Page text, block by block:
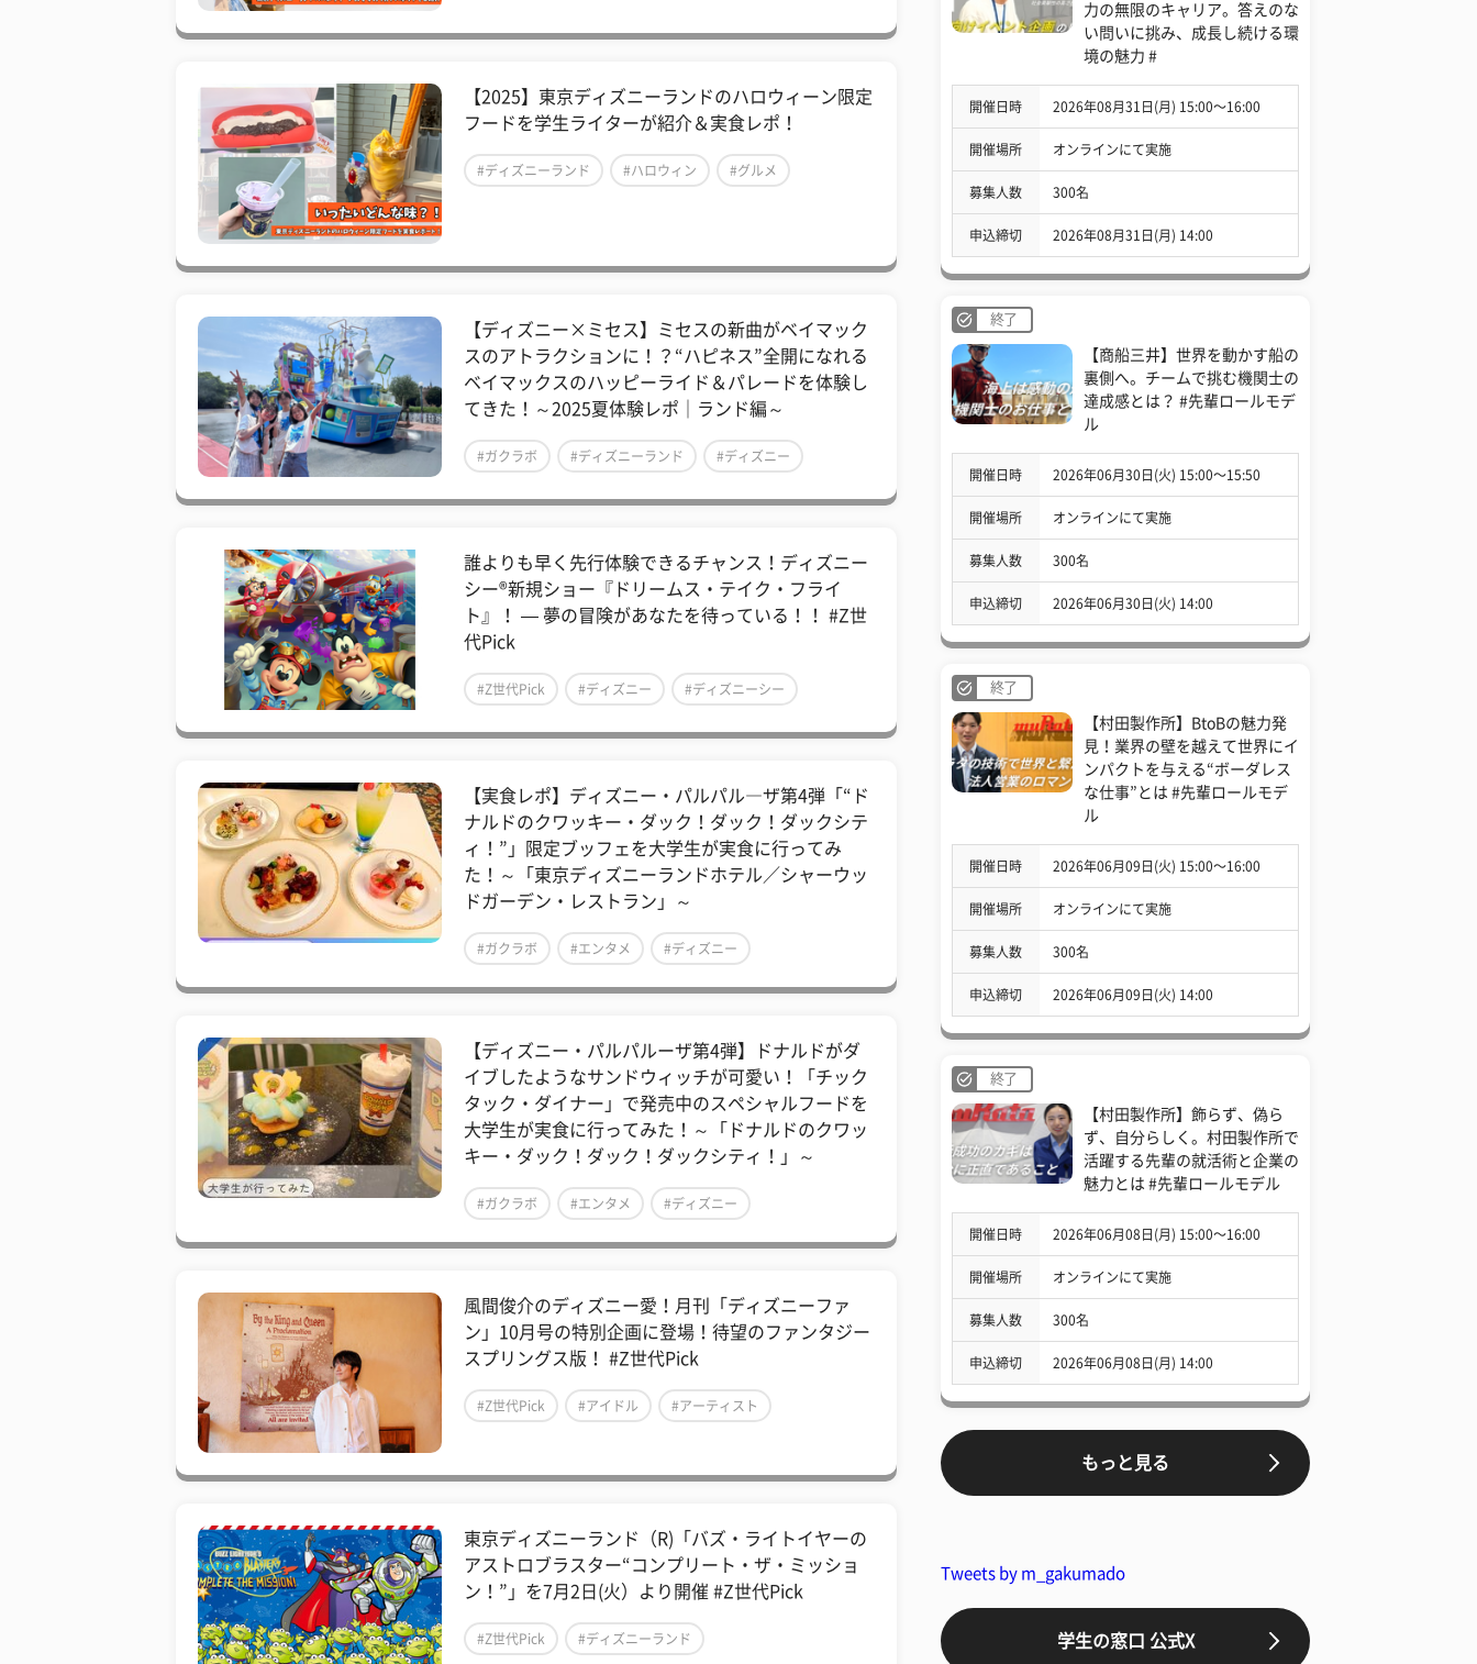
【2025】東京ディズニーランドのハロウィーン限定
フードを学生ライターが紹介＆実食レポ！
#ディズニーランド #ハロウィン #グルメ
【ディズニー×ミセス】ミセスの新曲がベイマック
スのアトラクションに！？“ハピネス”全開になれる
ベイマックスのハッピーライド＆パレードを体験し
てきた！～2025夏体験レポ｜ランド編～
#ガクラボ #ディズニーランド #ディズニー
誰よりも早く先行体験できるチャンス！ディズニー
シー®新規ショー『ドリームス・テイク・フライ
ト』！ — 夢の冒険があなたを待っている！！ #Z世
代Pick
#Z世代Pick #ディズニー #ディズニーシー
【実食レポ】ディズニー・パルパル―ザ第4弾「“ド
ナルドのクワッキー・ダック！ダック！ダックシテ
ィ！”」限定ブッフェを大学生が実食に行ってみ
た！～「東京ディズニーランドホテル／シャーウッ
ドガーデン・レストラン」～
#ガクラボ #エンタメ #ディズニー
【ディズニー・パルパルーザ第4弾】ドナルドがダ
イブしたようなサンドウィッチが可愛い！「チック
タック・ダイナー」で発売中のスペシャルフードを
大学生が実食に行ってみた！～「ドナルドのクワッ
キー・ダック！ダック！ダックシティ！」～
#ガクラボ #エンタメ #ディズニー
風間俊介のディズニー愛！月刊「ディズニーファ
ン」10月号の特別企画に登場！待望のファンタジー
スプリングス版！ #Z世代Pick
#Z世代Pick #アイドル #アーティスト
東京ディズニーランド（R)「バズ・ライトイヤーの
アストロブラスター“コンプリート・ザ・ミッショ
ン！”」を7月2日(火）より開催 #Z世代Pick
#Z世代Pick #ディズニーランド
力の無限のキャリア。答えのな
い問いに挑み、成長し続ける環
境の魅力 #
開催日時 2026年08月31日(月) 15:00〜16:00
開催場所 オンラインにて実施
募集人数 300名
申込締切 2026年08月31日(月) 14:00
終了
【商船三井】世界を動かす船の
裏側へ。チームで挑む機関士の
達成感とは？ #先輩ロールモデ
ル
開催日時 2026年06月30日(火) 15:00〜15:50
開催場所 オンラインにて実施
募集人数 300名
申込締切 2026年06月30日(火) 14:00
終了
【村田製作所】BtoBの魅力発
見！業界の壁を越えて世界にイ
ンパクトを与える“ボーダレス
な仕事”とは #先輩ロールモデ
ル
開催日時 2026年06月09日(火) 15:00〜16:00
開催場所 オンラインにて実施
募集人数 300名
申込締切 2026年06月09日(火) 14:00
終了
【村田製作所】飾らず、偽ら
ず、自分らしく。村田製作所で
活躍する先輩の就活術と企業の
魅力とは #先輩ロールモデル
開催日時 2026年06月08日(月) 15:00〜16:00
開催場所 オンラインにて実施
募集人数 300名
申込締切 2026年06月08日(月) 14:00
もっと見る
Tweets by m_gakumado
学生の窓口 公式X